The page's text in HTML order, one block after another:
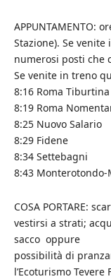
APPUNTAMENTO:
Stazione). Se
numerosi posti che
Se venite in treno
8:16 Roma Tiburtina
8:19 Roma
8:25 Nuovo Salario
8:29 Fidene
8:34 Settebagni
8:43 Monterotondo-
COSA PORTARE:
vestirsi a strati;
sacco oppure
possibilità di
l’Ecoturismo